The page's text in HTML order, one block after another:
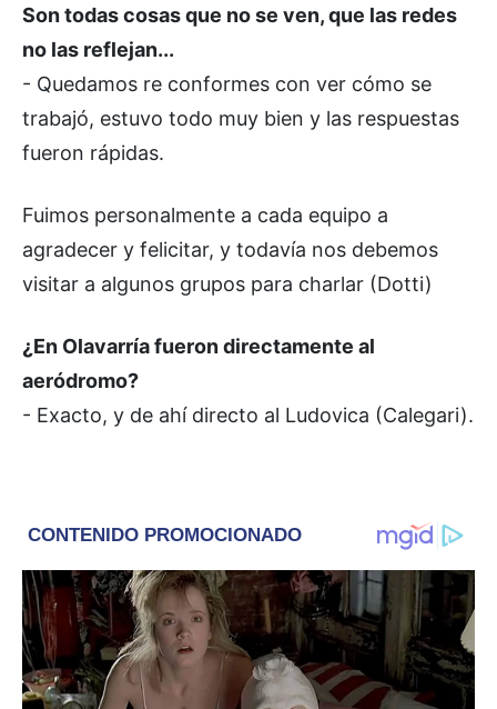
Son todas cosas que no se ven, que las redes
no las reflejan...
- Quedamos re conformes con ver cómo se
trabajó, estuvo todo muy bien y las respuestas
fueron rápidas.
Fuimos personalmente a cada equipo a
agradecer y felicitar, y todavía nos debemos
visitar a algunos grupos para charlar (Dotti)
¿En Olavarría fueron directamente al
aeródromo?
- Exacto, y de ahí directo al Ludovica (Calegari).